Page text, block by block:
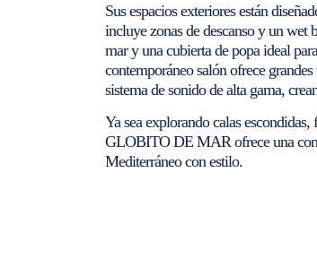
Sus espacios exteriores están
incluye zonas de descanso y un wet
mar y una cubierta de popa ideal
contemporáneo salón ofrece
sistema de sonido de alta gama,
Ya sea explorando calas
GLOBITO DE MAR ofrece una
Mediterráneo con estilo.